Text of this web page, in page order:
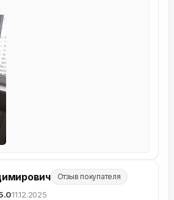
Отзыв покупателя
.011.12.2025